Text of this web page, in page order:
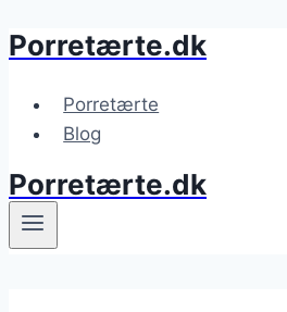
Fortsæt
indhold
Porretærte.dk
Porretærte
Blog
Porretærte.dk